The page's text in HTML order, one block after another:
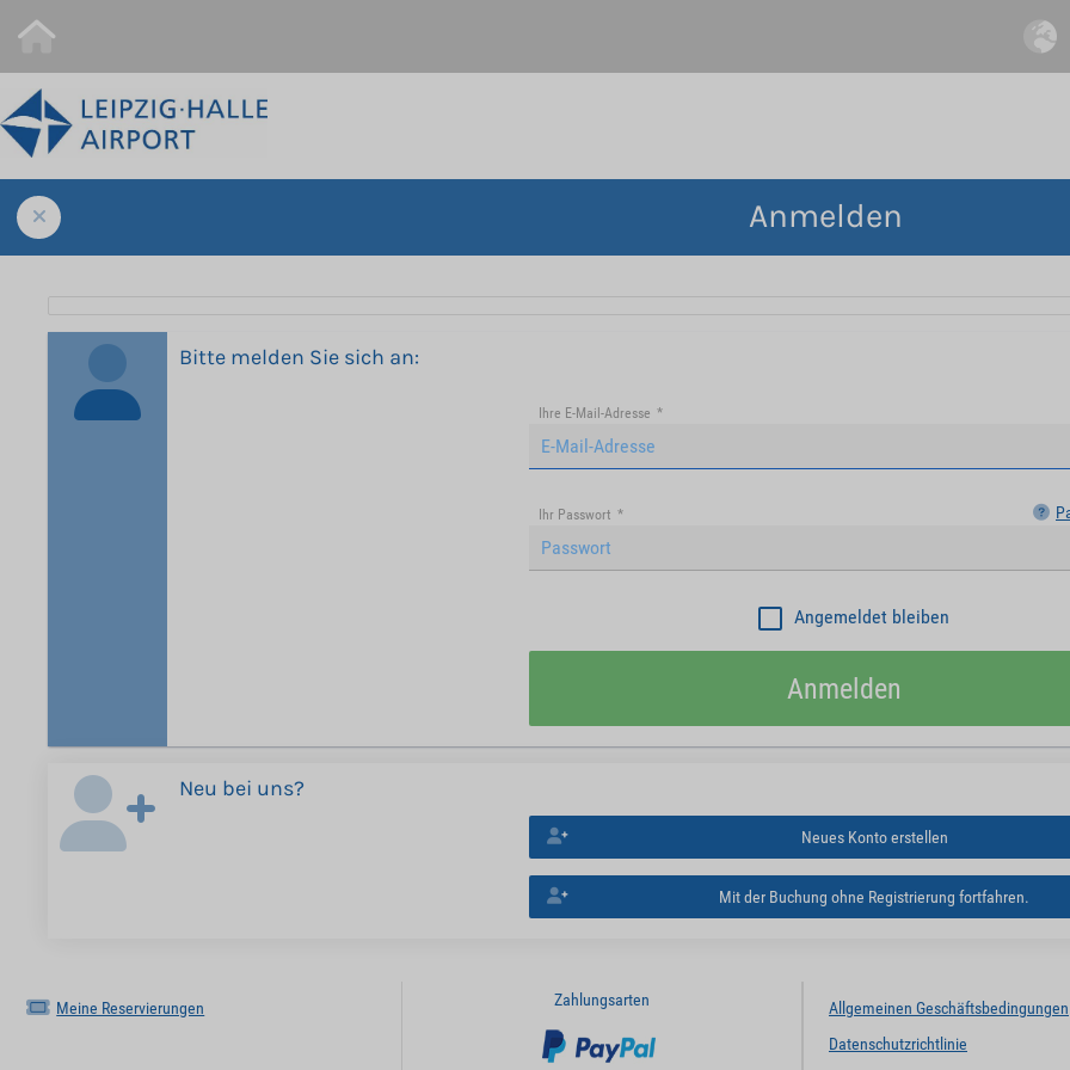
Anmelden
Bitte melden Sie sich an:
Ihre E-Mail-Adresse *
Ihr Passwort *
Angemeldet bleiben
Anmelden
Neu bei uns?
Neues Konto erstellen
Mit der Buchung ohne Registrierung fortfahren.
Meine Reservierungen Zahlungsarten
Allgemeinen Geschäftsbedingungen
Datenschutzrichtlinie